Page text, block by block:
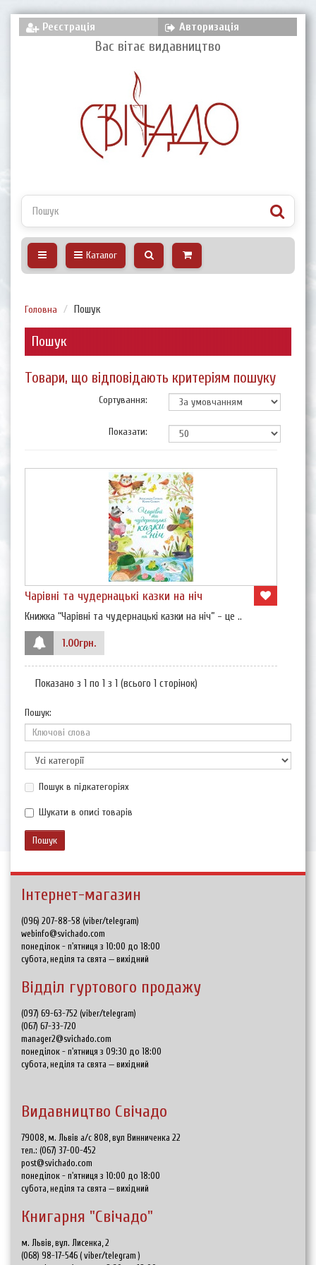
Реєстрація Авторизація
Вас вітає видавництво
Каталог
Головна Пошук
Пошук
Товари, що відповідають критеріям пошуку
Сортування:
Показати:
Чарівні та чудернацькі казки на ніч
Книжка “Чарівні та чудернацькі казки на ніч” - це ..
1.00грн.
Показано з 1 по 1 з 1 (всього 1 сторінок)
Пошук:
Пошук в підкатегоріях
Шукати в описі товарів
Інтернет-магазин
(096) 207-88-58 (viber/telegram)
webinfo@svichado.com
понеділок - п'ятниця з 10:00 до 18:00
субота, неділя та свята — вихідний
Відділ гуртового продажу
(097) 69-63-752 (viber/telegram)
(067) 67-33-720
manager2@svichado.com
понеділок - п'ятниця з 09:30 до 18:00
субота, неділя та свята — вихідний
Видавництво Свічадо
79008, м. Львів а/с 808, вул Винниченка 22
тел.: (067) 37-00-452
post@svichado.com
понеділок - п'ятниця з 10:00 до 18:00
субота, неділя та свята — вихідний
Книгарня "Свічадо"
м. Львів, вул. Лисенка, 2
(068) 98-17-546 ( viber/telegram)